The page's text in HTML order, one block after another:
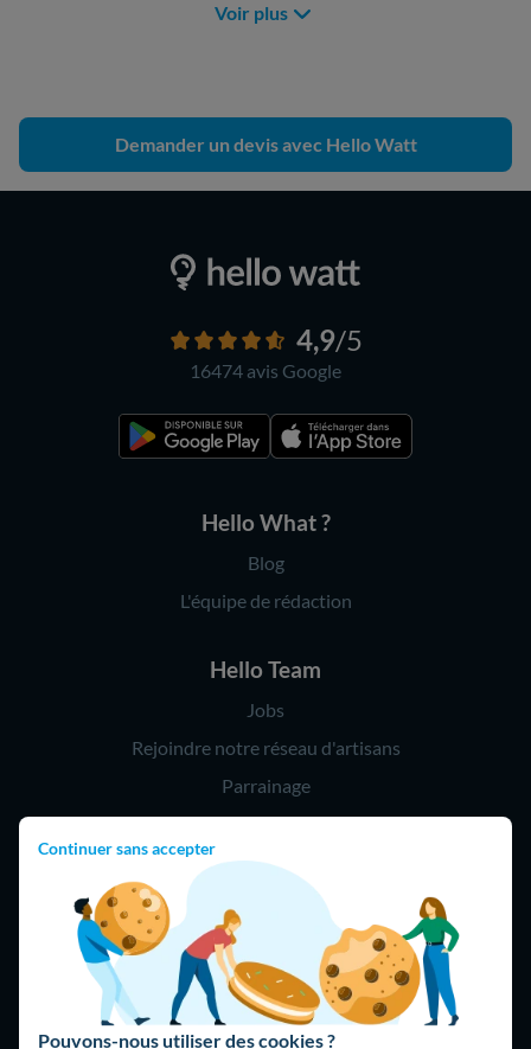
Continuer sans accepter
Pouvons-nous utiliser des cookies ?
Voir plus
Demander un devis avec Hello Watt
4,9/5
16474 avis Google
Hello What ?
Blog
L'équipe de rédaction
Hello Team
Jobs
Rejoindre notre réseau d'artisans
Parrainage
Hello !
09 75 18 60 60
(8h-21h)
75018 Paris